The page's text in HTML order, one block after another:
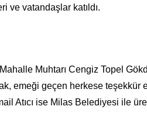
ve vatandaşlar katıldı.
Mahalle Muhtarı Cengiz Topel
emeği geçen herkese teşekkür
Atıcı ise Milas Belediyesi ile